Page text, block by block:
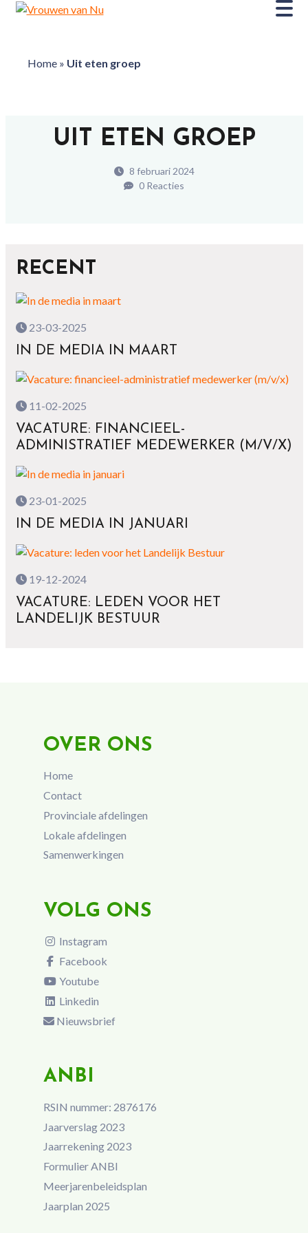
Home» Uit eten groep
UIT ETEN GROEP
8 februari 2024
0 Reacties
RECENT
23-03-2025
IN DE MEDIA IN MAART
11-02-2025
VACATURE: FINANCIEEL-
ADMINISTRATIEF MEDEWERKER (M/V/X)
23-01-2025
IN DE MEDIA IN JANUARI
19-12-2024
VACATURE: LEDEN VOOR HET
LANDELIJK BESTUUR
OVER ONS
Home
Contact
Provinciale afdelingen
Lokale afdelingen
Samenwerkingen
VOLG ONS
Instagram
Facebook
Youtube
Linkedin
Nieuwsbrief
ANBI
RSIN nummer: 2876176
Jaarverslag 2023
Jaarrekening 2023
Formulier ANBI
Meerjarenbeleidsplan
Jaarplan 2025